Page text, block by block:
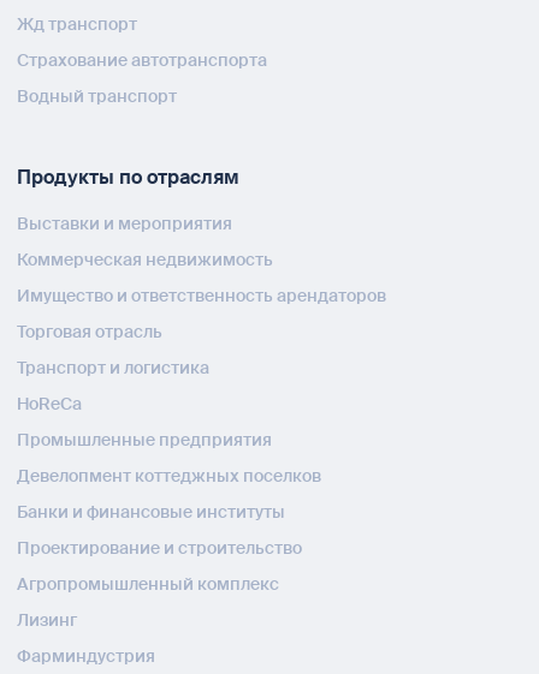
Жд транспорт
Страхование автотранспорта
Водный транспорт
Продукты по отраслям
Выставки и мероприятия
Коммерческая недвижимость
Имущество и ответственность арендаторов
Торговая отрасль
Транспорт и логистика
HoReCa
Промышленные предприятия
Девелопмент коттеджных поселков
Банки и финансовые институты
Проектирование и строительство
Агропромышленный комплекс
Лизинг
Фарминдустрия